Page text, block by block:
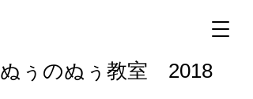
ぬぅのぬぅ教室 2018